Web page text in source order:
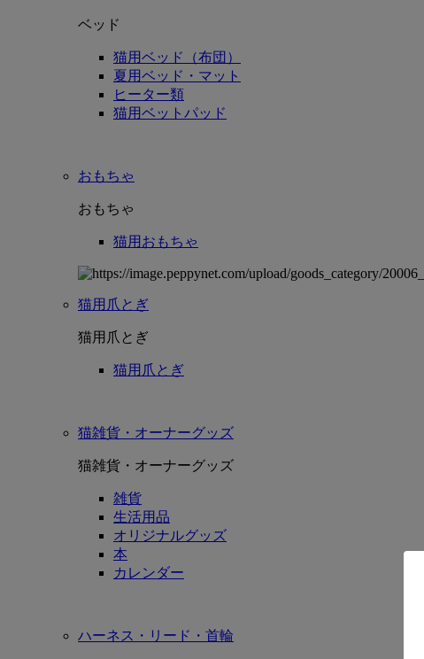
ベッド
猫用ベッド（布団）
夏用ベッド・マット
ヒーター類
猫用ベットパッド
おもちゃ
おもちゃ
猫用おもちゃ
猫用爪とぎ
猫用爪とぎ
猫用爪とぎ
猫雑貨・オーナーグッズ
猫雑貨・オーナーグッズ
雑貨
生活用品
オリジナルグッズ
本
カレンダー
ハーネス・リード・首輪